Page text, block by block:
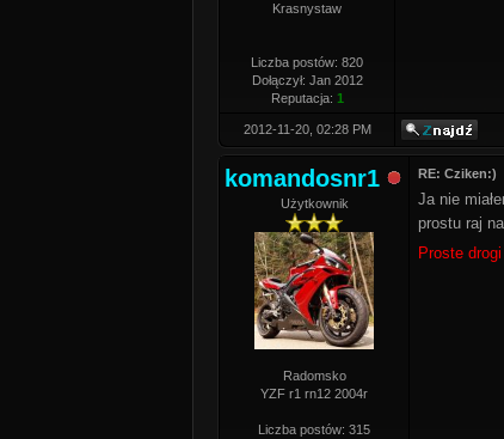
Krasnystaw
Liczba postów: 820
Dołączył: Jan 2012
Reputacja: 1
2012-11-20, 02:28 PM
komandosnr1
Użytkownik
Radomsko
YZF r1 rn12 2004r
Liczba postów: 315
RE: Cziken:)
Ja nie
prostu raj
Proste